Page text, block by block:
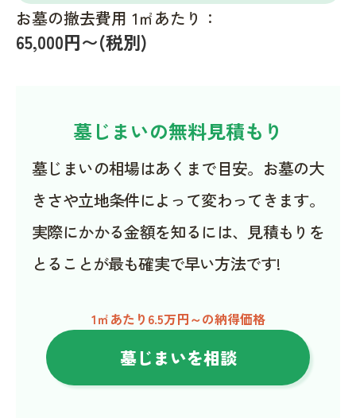
お墓の撤去費用 1㎡あたり：
65,000円〜(税別)
墓じまいの無料見積もり
墓じまいの相場はあくまで目安。お墓の大
きさや立地条件によって変わってきます。
実際にかかる金額を知るには、見積もりを
とることが最も確実で早い方法です!
1㎡あたり6.5万円～の納得価格
墓じまいを相談